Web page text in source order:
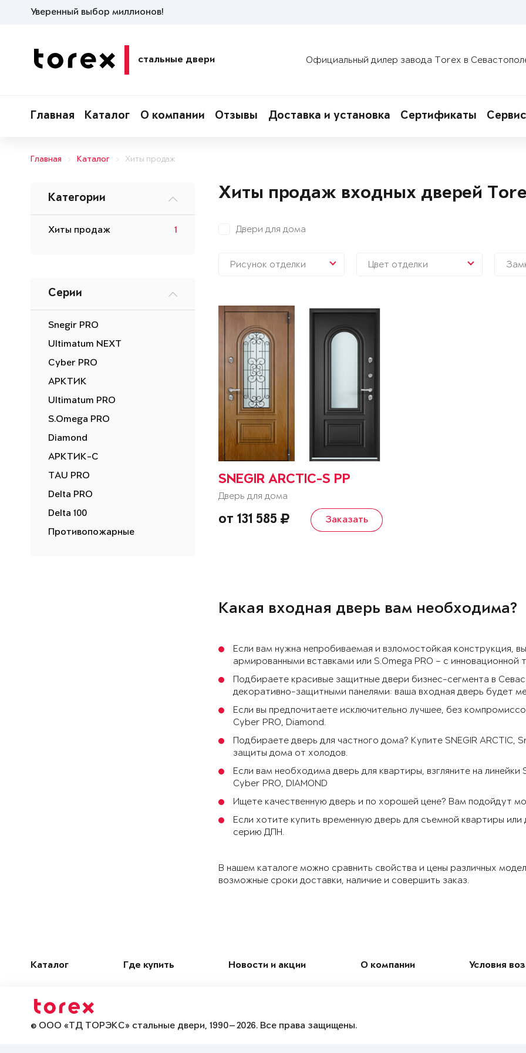
Уверенный выбор миллионов!
стальные двери Официальный дилер завода Torex в
Главная Каталог О компании Отзывы Доставка и установка Сертификаты
Главная Каталог Хиты продаж
Категории
Хиты продаж 1
Серии
Snegir PRO
Ultimatum NEXT
Cyber PRO
АРКТИК
Ultimatum PRO
S.Omega PRO
Diamond
АРКТИК-С
TAU PRO
Delta PRO
Delta 100
Противопожарные
Хиты продаж входных дверей
Двери для дома
Рисунок отделки Цвет отделки
SNEGIR ARCTIC-S PP
Дверь для дома
от 131 585 Заказать
Какая входная дверь вам необходима?
Если вам нужна непробиваемая и взломостойкая конструкция,
армированными вставками или S.Omega PRO – с инновационной
Подбираете красивые защитные двери бизнес-сегмента в
декоративно-защитными панелями: ваша входная дверь будет
Если вы предпочитаете исключительно лучшее, без
Cyber PRO, Diamond.
Подбираете дверь для частного дома? Купите SNEGIR ARCTIC,
защиты дома от холодов.
Если вам необходима дверь для квартиры, взгляните на линейки
Cyber PRO, DIAMOND
Ищете качественную дверь и по хорошей цене? Вам подойдут
Если хотите купить временную дверь для съемной квартиры
серию ДПН.
В нашем каталоге можно сравнить свойства и цены различных
возможные сроки доставки, наличие и совершить заказ.
Каталог Где купить Новости и акции О компании Условия
© ООО «ТД ТОРЭКС» стальные двери, 1990—2026. Все права защищены.